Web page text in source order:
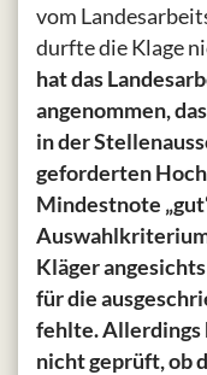
vom
durfte die Klage
hat das
angenommen,
in der
geforderten
Mindestnote
Kläger
für die
fehlte. Allerdings
nicht geprüft, ob